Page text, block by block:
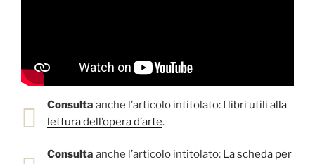
Consulta anche l’articolo intitolato: I libri utili alla
lettura dell’opera d’arte.
Consulta anche l’articolo intitolato: La scheda per